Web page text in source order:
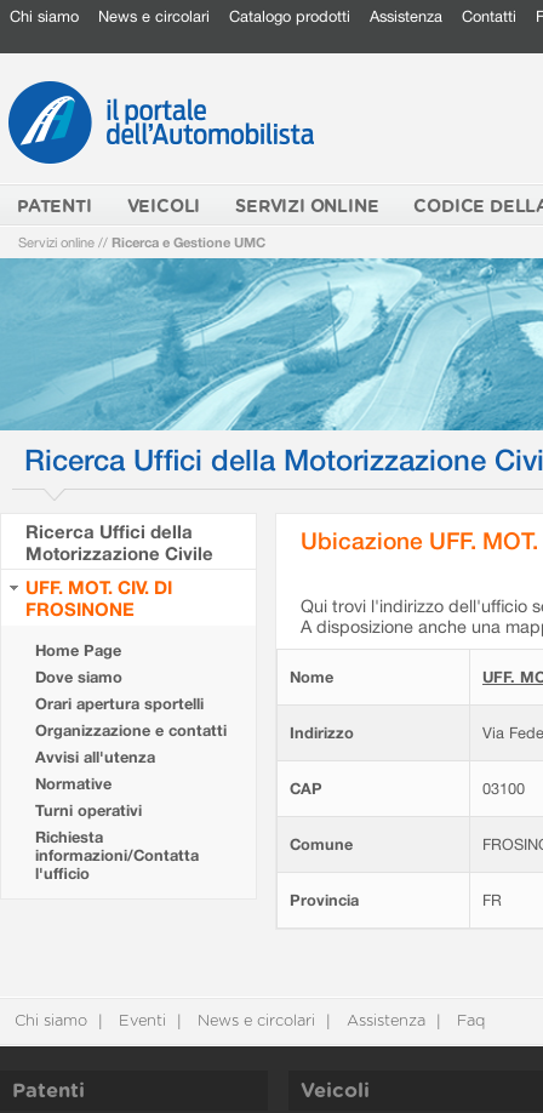
Chi siamo News e circolari Catalogo prodotti Assistenza Contatti
PATENTI VEICOLI SERVIZI ONLINE CODICE
Servizi online // Ricerca e Gestione UMC
Ricerca Uffici della Motorizzazione
Ricerca Uffici della
Motorizzazione Civile
UFF. MOT. CIV. DI
FROSINONE
Home Page
Dove siamo
Orari apertura sportelli
Organizzazione e contatti
Avvisi all'utenza
Normative
Turni operativi
Richiesta
informazioni/Contatta
l'ufficio
Ubicazione UFF.
Qui trovi l'indirizzo dell'ufficio
A disposizione anche una
Nome UFF.
Indirizzo Via
CAP 03100
Comune
Provincia FR
Chi siamo Eventi News e circolari Assistenza Faq
Patenti Veicoli